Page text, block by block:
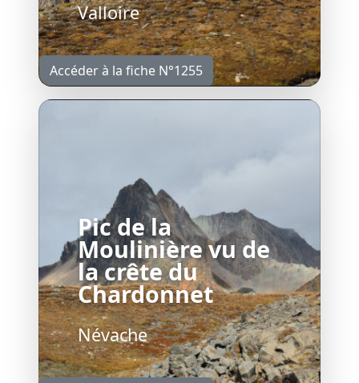
Valloire
Accéder à la fiche N°1255
Pic de la
Moulinière vu de
la crête du
Chardonnet
Névache